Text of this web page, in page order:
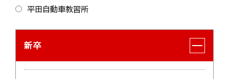
平田自動車教習所
新卒